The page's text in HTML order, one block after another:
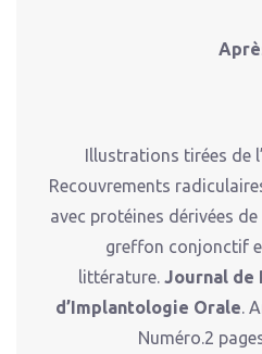
Illustrations tirées de
Recouvrements
avec protéines dérivées
greffon conjonctif
littérature. Journal de
d’Implantologie Orale.
Numéro.2